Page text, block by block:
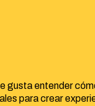
gusta entender
para crear